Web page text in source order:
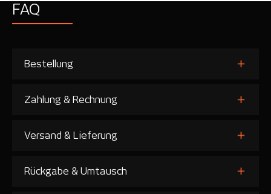
FAQ
Bestellung
Zahlung & Rechnung
Versand & Lieferung
Rückgabe & Umtausch